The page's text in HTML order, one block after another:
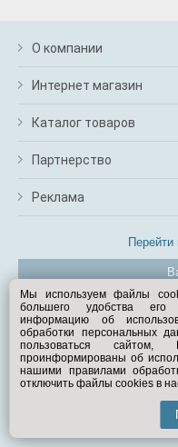
О компании
Интернет магазин
Каталог товаров
Партнерство
Реклама
©
Мы используем файлы
большего удобства его
информацию об
обработки персональных
пользоваться
проинформированы об
нашими правилами
отключить файлы cookies в